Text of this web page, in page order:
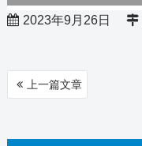
2023年9月26日
文
章
航
上一篇文章